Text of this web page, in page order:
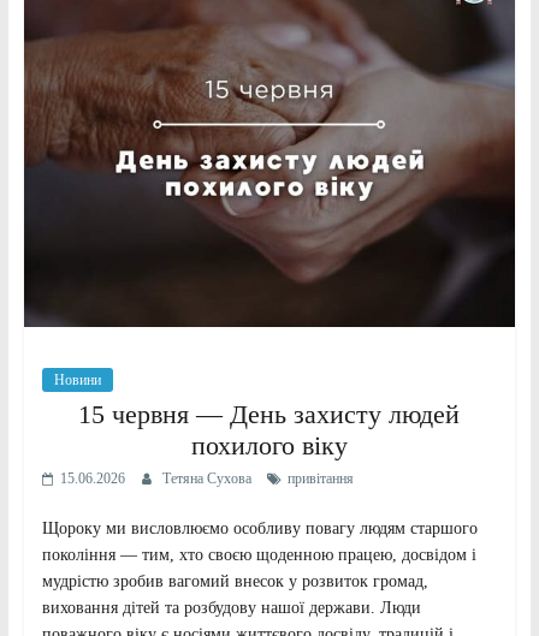
Новини
15 червня — День захисту людей
похилого віку
15.06.2026 Тетяна Сухова привітання
Щороку ми висловлюємо особливу повагу людям старшого
покоління — тим, хто своєю щоденною працею, досвідом і
мудрістю зробив вагомий внесок у розвиток громад,
виховання дітей та розбудову нашої держави. Люди